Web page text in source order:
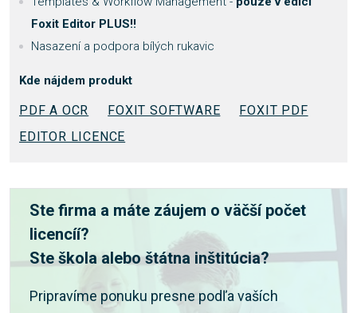
Foxit Editor PLUS!!
Nasazení a podpora bílých rukavic
Kde nájdem produkt
PDF A OCR FOXIT SOFTWARE
FOXIT PDF
EDITOR LICENCE
Ste firma a máte záujem o väčší počet
licencíí?
Ste škola alebo štátna inštitúcia?
Pripravíme ponuku presne podľa vaších